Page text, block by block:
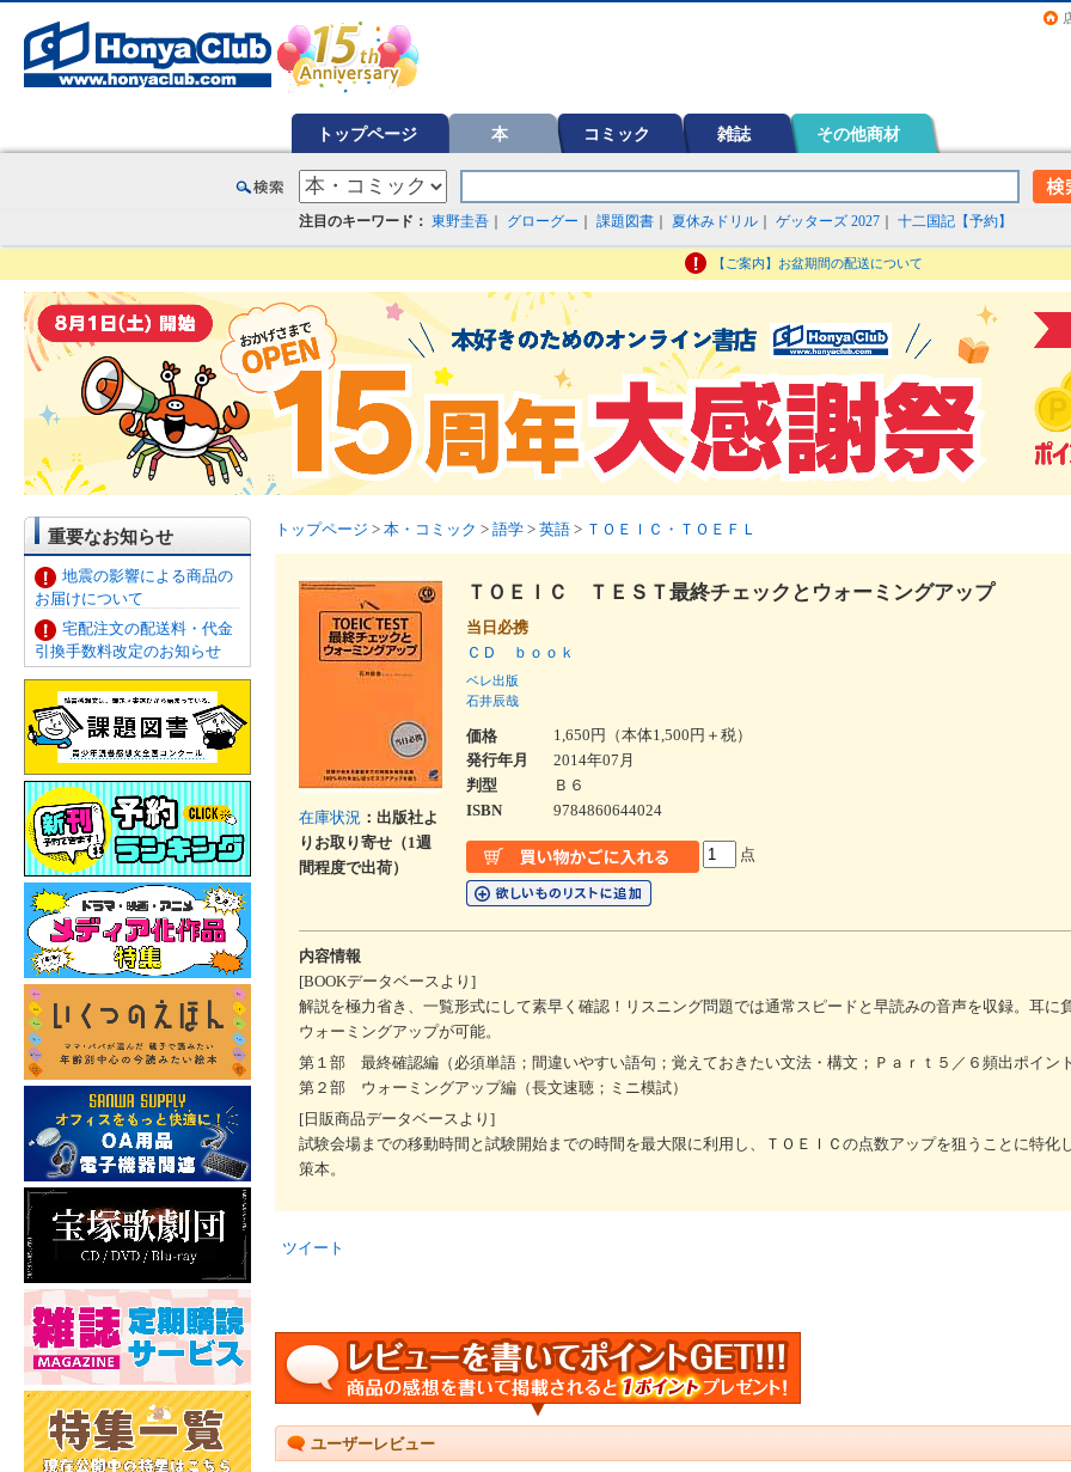
トップページ 本 コミック 雑誌 その他商材
注目のキーワード： 東野圭吾 グローグー 課題図書 夏休みドリル ゲッターズ 2027 十二国記【予約】
【ご案内】お盆期間の配送について
重要なお知らせ
地震の影響による商品の
お届けについて
宅配注文の配送料・代金
引換手数料改定のお知らせ
トップページ > 本・コミック > 語学 > 英語 > ＴＯＥＩＣ・ＴＯＥＦＬ
在庫状況 ：出版社よ
りお取り寄せ（1週
間程度で出荷）
ＴＯＥＩＣ ＴＥＳＴ最終チェックとウォーミングアップ
当日必携
ＣＤ ｂｏｏｋ
ベレ出版
石井辰哉
価格
1,650円（本体1,500円＋税）
発行年月
2014年07月
判型
Ｂ６
ISBN
9784860644024
点
内容情報
[BOOKデータベースより]
解説を極力省き、一覧形式にして素早く確認！リスニング問題では通常スピードと早読みの音声を収録。耳に
ウォーミングアップが可能。
第１部 最終確認編（必須単語；間違いやすい語句；覚えておきたい文法・構文；Ｐａｒｔ５／６頻出ポイント
第２部 ウォーミングアップ編（長文速聴；ミニ模試）
[日販商品データベースより]
試験会場までの移動時間と試験開始までの時間を最大限に利用し、ＴＯＥＩＣの点数アップを狙うことに特化
策本。
ツイート
ユーザーレビュー